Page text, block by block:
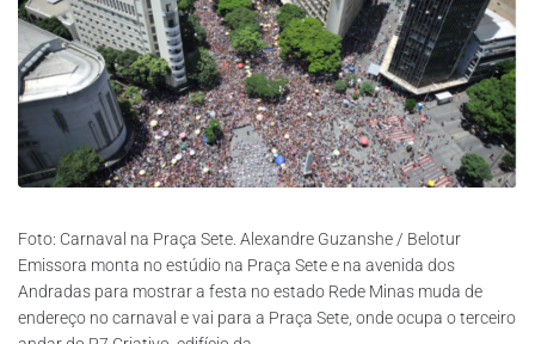
Foto: Carnaval na Praça Sete. Alexandre Guzanshe / Belotur
Emissora monta no estúdio na Praça Sete e na avenida dos
Andradas para mostrar a festa no estado Rede Minas muda de
endereço no carnaval e vai para a Praça Sete, onde ocupa o terceiro